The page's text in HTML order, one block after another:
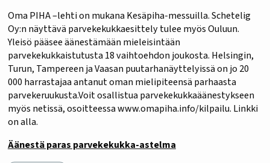
Oma PIHA –lehti on mukana Kesäpiha-messuilla. Schetelig
Oy:n näyttävä parvekekukkaesittely tulee myös Ouluun.
Yleisö pääsee äänestämään mieleisintään
parvekekukkaistutusta 18 vaihtoehdon joukosta. Helsingin,
Turun, Tampereen ja Vaasan puutarhanäyttelyissä on jo 20
000 harrastajaa antanut oman mielipiteensä parhaasta
parvekeruukusta.Voit osallistua parvekekukkaäänestykseen
myös netissä, osoitteessa www.omapiha.info/kilpailu. Linkki
on alla.
Äänestä paras parvekekukka-astelma